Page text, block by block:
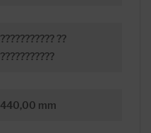
??????????? ??
???????????
440,00 mm